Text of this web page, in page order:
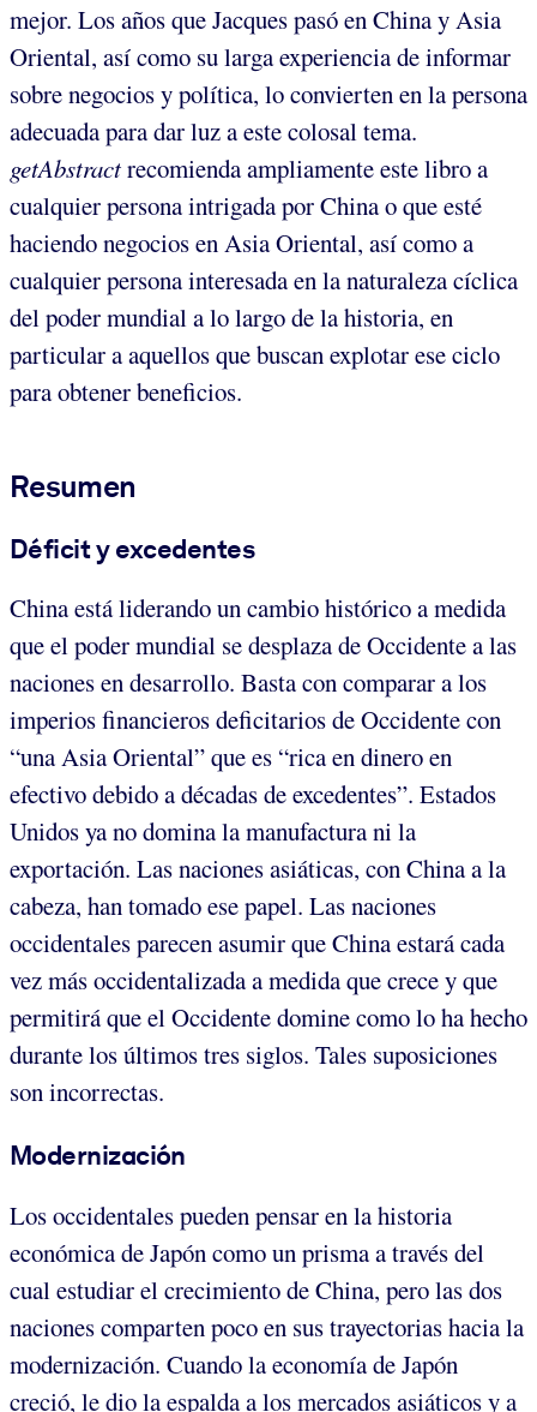
mejor. Los años que Jacques pasó en China y Asia
Oriental, así como su larga experiencia de informar
sobre negocios y política, lo convierten en la persona
adecuada para dar luz a este colosal tema.
getAbstractrecomienda ampliamente este libro a
cualquier persona intrigada por China o que esté
haciendo negocios en Asia Oriental, así como a
cualquier persona interesada en la naturaleza cíclica
del poder mundial a lo largo de la historia, en
particular a aquellos que buscan explotar ese ciclo
para obtener beneficios.
Resumen
Déficit y excedentes
China está liderando un cambio histórico a medida
que el poder mundial se desplaza de Occidente a las
naciones en desarrollo. Basta con comparar a los
imperios financieros deficitarios de Occidente con
“una Asia Oriental” que es “rica en dinero en
efectivo debido a décadas de excedentes”. Estados
Unidos ya no domina la manufactura ni la
exportación. Las naciones asiáticas, con China a la
cabeza, han tomado ese papel. Las naciones
occidentales parecen asumir que China estará cada
vez más occidentalizada a medida que crece y que
permitirá que el Occidente domine como lo ha hecho
durante los últimos tres siglos. Tales suposiciones
son incorrectas.
Modernización
Los occidentales pueden pensar en la historia
económica de Japón como un prisma a través del
cual estudiar el crecimiento de China, pero las dos
naciones comparten poco en sus trayectorias hacia la
modernización. Cuando la economía de Japón
creció, le dio la espalda a los mercados asiáticos y a